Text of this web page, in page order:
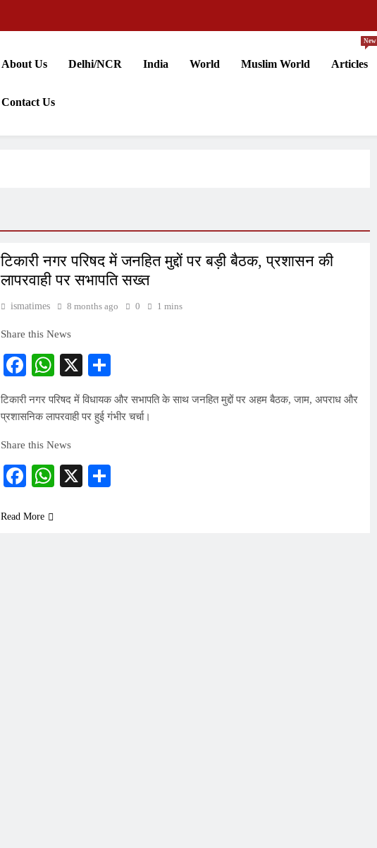
About Us Delhi/NCR India World Muslim World Articles
New
Contact Us
टिकारी नगर परिषद में जनहित मुद्दों पर बड़ी बैठक, प्रशासन की
लापरवाही पर सभापति सख्त
ismatimes 8 months ago 0 1 mins
Share this News
Facebook
WhatsApp
X
टिकारी नगर परिषद में विधायक और सभापति के साथ जनहित मुद्दों पर अहम बैठक, जाम, अपराध और
प्रशासनिक लापरवाही पर हुई गंभीर चर्चा।
Share this News
Facebook
WhatsApp
X
Read More